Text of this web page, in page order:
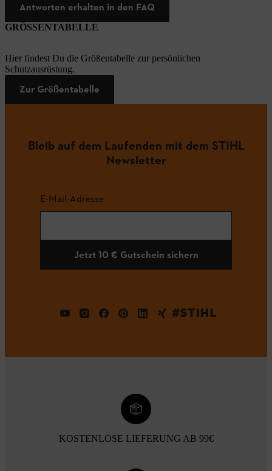
Antworten erhalten in den FAQ
GRÖSSENTABELLE
Hier findest Du die Größentabelle zur persönlichen
Schutzausrüstung.
Zur Größentabelle
Bleib auf dem Laufenden mit dem STIHL
Newsletter
E-Mail-Adresse
Jetzt 10 € Gutschein sichern
#STIHL
KOSTENLOSE LIEFERUNG AB 99€